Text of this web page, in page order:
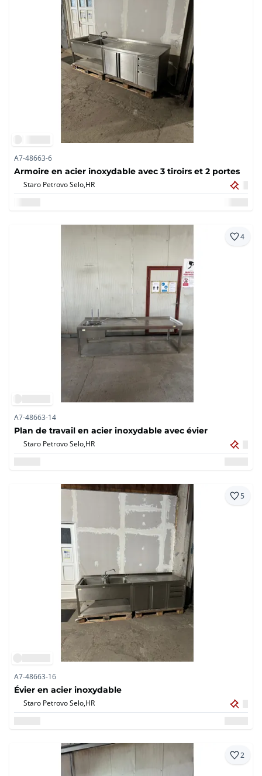
A7-48663-6
Armoire en acier inoxydable avec 3 tiroirs et 2 portes
Staro Petrovo Selo,HR
4
A7-48663-14
Plan de travail en acier inoxydable avec évier
Staro Petrovo Selo,HR
5
A7-48663-16
Évier en acier inoxydable
Staro Petrovo Selo,HR
2